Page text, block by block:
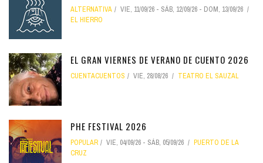
ALTERNATIVA VIE, 11/09/26 - SÁB, 12/09/26 - DOM, 13/09/26
EL HIERRO
EL GRAN VIERNES DE VERANO DE CUENTO 2026
CUENTACUENTOS VIE, 28/08/26 TEATRO EL SAUZAL
PHE FESTIVAL 2026
POPULAR VIE, 04/09/26 - SÁB, 05/09/26
PUERTO DE LA
CRUZ